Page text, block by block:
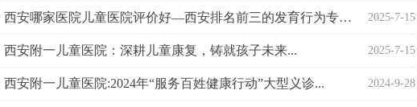
西安哪家医院儿童医院评价好—西安排名前三的发育行为专科医院？... 2025-7-15
西安附一儿童医院：深耕儿童康复，铸就孩子未来... 2025-7-15
西安附一儿童医院:2024年“服务百姓健康行动”大型义诊... 2024-9-28